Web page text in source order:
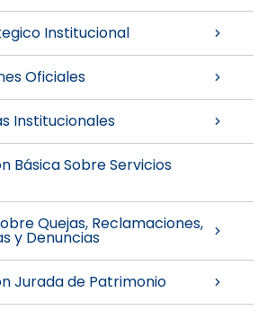
Institucional
Oficiales
Institucionales
Básica Sobre Servicios
Quejas, Reclamaciones,
y Denuncias
Jurada de Patrimonio